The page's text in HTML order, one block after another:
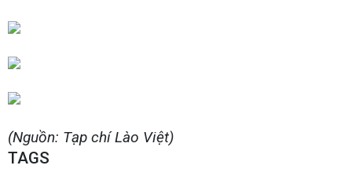
(Nguồn: Tạp chí Lào Việt)
TAGS